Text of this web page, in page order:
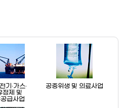
기·가스·
정제 및
급사업
공중위생 및 의료사업